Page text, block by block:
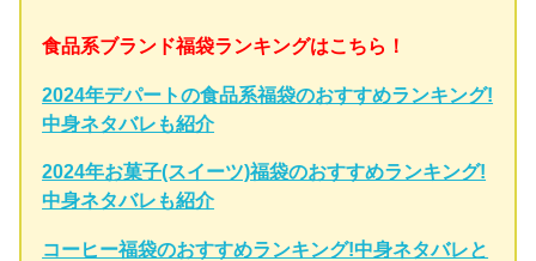
食品系ブランド福袋ランキングはこちら！
2024年デパートの食品系福袋のおすすめランキング!
中身ネタバレも紹介
2024年お菓子(スイーツ)福袋のおすすめランキング!
中身ネタバレも紹介
コーヒー福袋のおすすめランキング!中身ネタバレと